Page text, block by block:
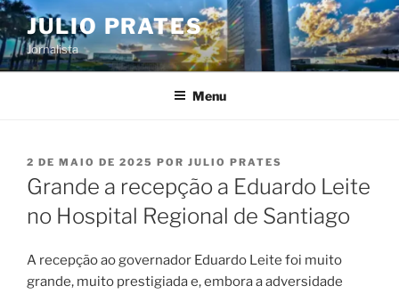
Pular
para
o
conteúdo
JULIO PRATES
Jornalista
Menu
PUBLICADO
EM
2 DE MAIO DE 2025 POR JULIO PRATES
Grande a recepção a Eduardo Leite
no Hospital Regional de Santiago
A recepção ao governador Eduardo Leite foi muito
grande, muito prestigiada e, embora a adversidade